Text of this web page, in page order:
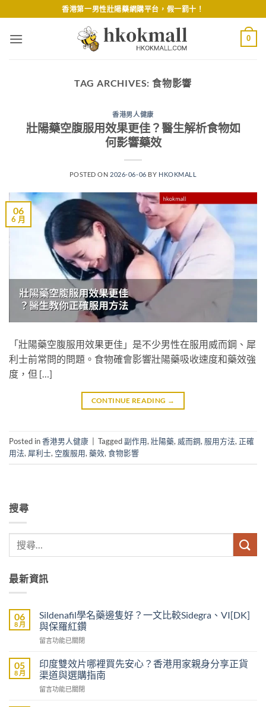
to
content
香港第一男性壯陽藥網購平台，假一罰十！
0
TAG ARCHIVES: 食物影響
香港男人健康
壯陽藥空腹服用效果更佳？醫生解析食物如
何影響藥效
POSTED ON 2026-06-06 BY HKOKMALL
06
6 月
「壯陽藥空腹服用效果更佳」是不少男性在服用威而鋼、犀
利士前常問的問題。食物確會影響壯陽藥吸收速度和藥效強
度，但 […]
CONTINUE READING →
Posted in香港男人健康 Tagged副作用,壯陽藥, 威而鋼, 服用方法, 正確
用法, 犀利士, 空腹服用,藥效,食物影響
搜尋
最新資訊
06
8 月
Sildenafil學名藥邊隻好？一文比較Sidegra、VI[DK]
與保羅紅鑽
在
學
名
藥
邊
留言功能已關閉
05
8 月
印度雙效片哪裡買先安心？香港用家親身分享正貨
渠道與選購指南
在
留言功能已關閉